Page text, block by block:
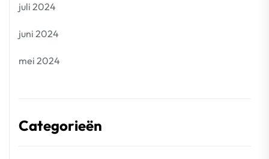
juli 2024
juni 2024
mei 2024
Categorieën